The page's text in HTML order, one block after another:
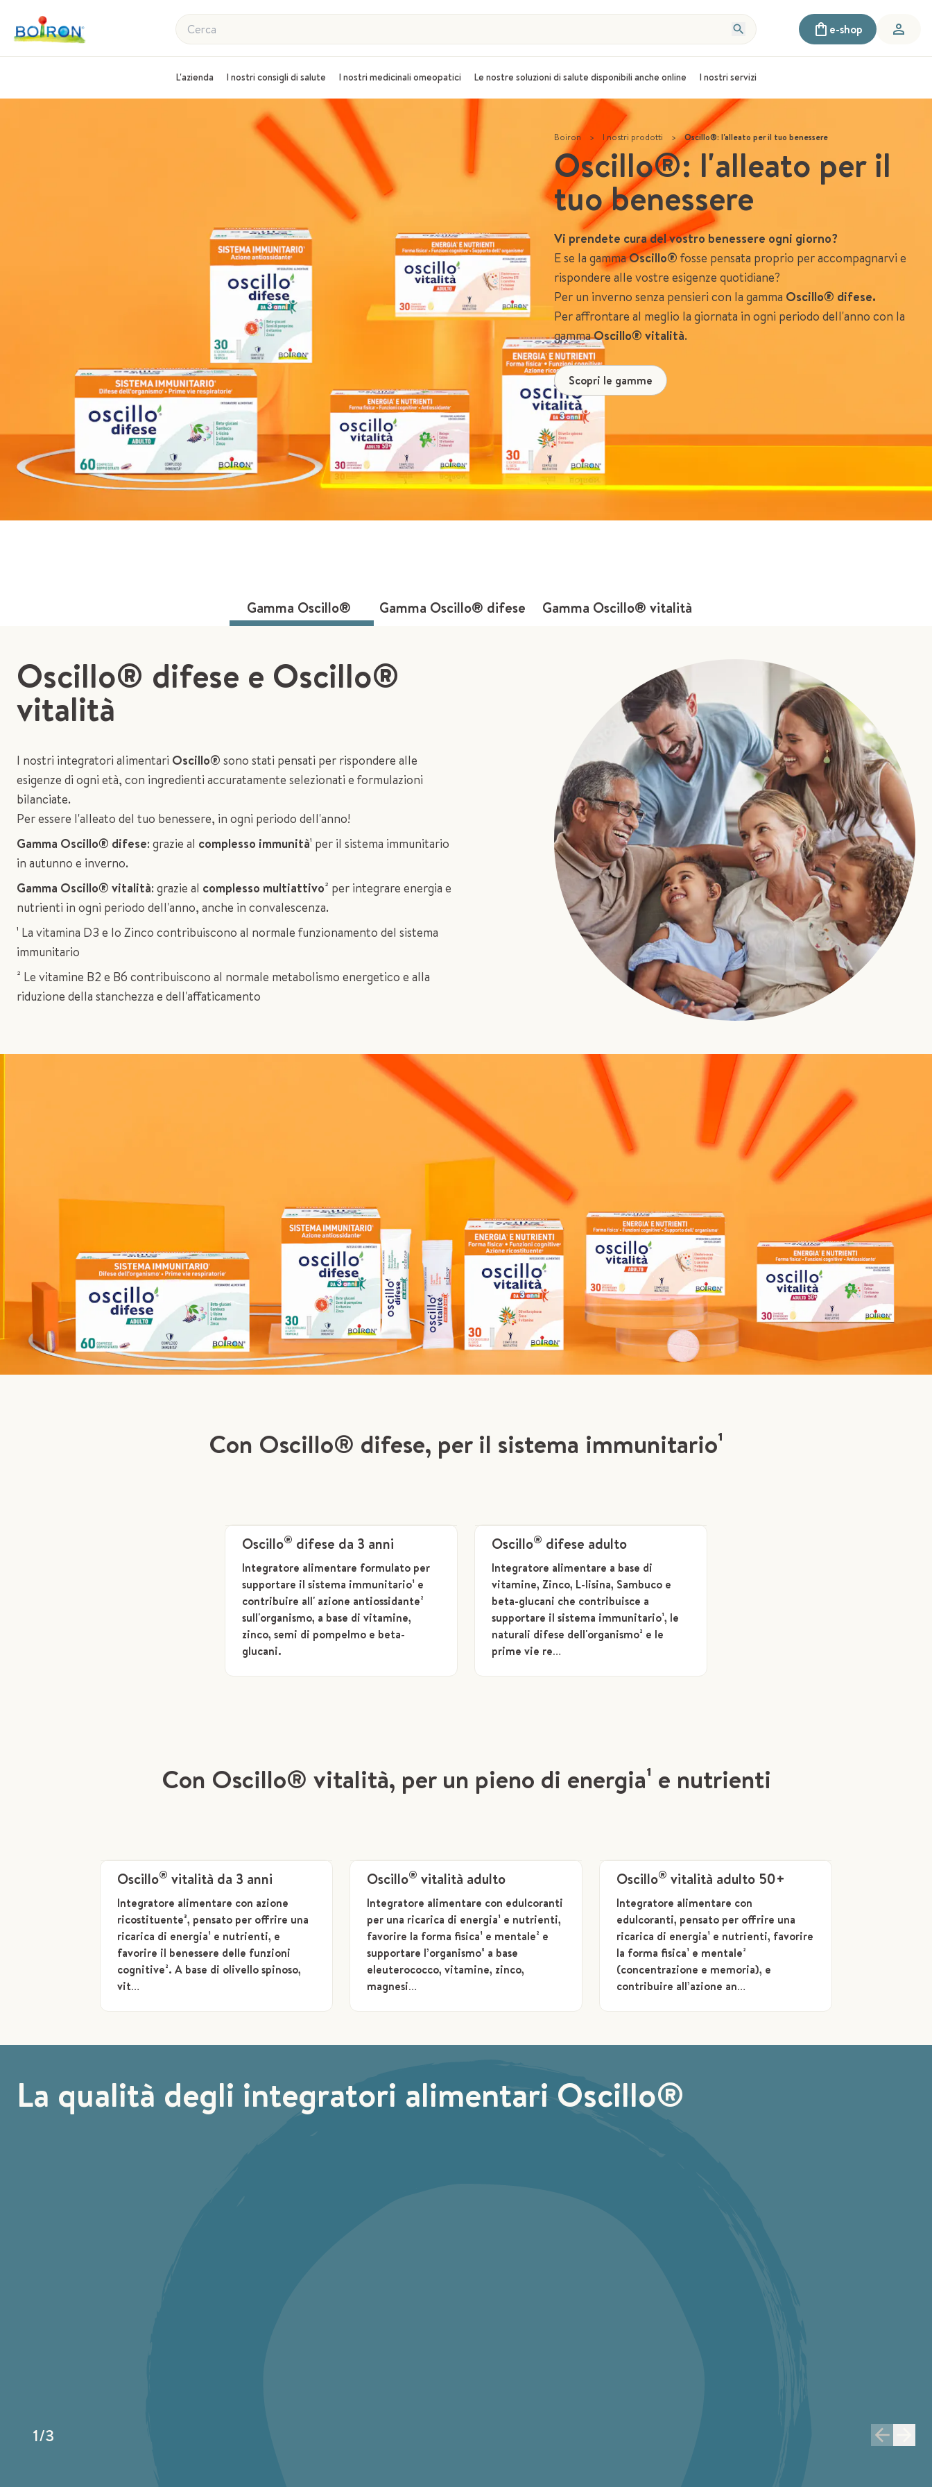
Cerca e-shop
L'azienda I nostri consigli di salute I nostri medicinali omeopatici Le nostre soluzioni di salute disponibili anche online I nostri servizi
Boiron > I nostri prodotti > Oscillo®: l'alleato per il tuo benessere
Oscillo®: l'alleato per il
tuo benessere
Vi prendete cura del vostro benessere ogni giorno?
E se la gammaOscillo® fosse pensata proprio per accompagnarvi e
rispondere alle vostre esigenze quotidiane?
Per un inverno senza pensieri con la gamma Oscillo® difese.
Per affrontare al meglio la giornata in ogni periodo dell'anno con la
gammaOscillo® vitalità.
Scopri le gamme
Gamma Oscillo® Gamma Oscillo® difese Gamma Oscillo® vitalità
Oscillo® difese e Oscillo®
vitalità
I nostri integratori alimentari Oscillo® sono stati pensati per rispondere alle
esigenze di ogni età, con ingredienti accuratamente selezionati e formulazioni
bilanciate.
Per essere l'alleato del tuo benessere, in ogni periodo dell'anno!
Gamma Oscillo® difese: grazie al complesso immunità¹ per il sistema immunitario
in autunno e inverno.
Gamma Oscillo® vitalità: grazie al complesso multiattivo² per integrare energia e
nutrienti in ogni periodo dell'anno, anche in convalescenza.
¹ La vitamina D3 e lo Zinco contribuiscono al normale funzionamento del sistema
immunitario
² Le vitamine B2 e B6 contribuiscono al normale metabolismo energetico e alla
riduzione della stanchezza e dell'affaticamento
Con Oscillo® difese, per il sistema immunitario¹
Oscillo® difese da 3 anni
Integratore alimentare formulato per
supportare il sistema immunitario¹ e
contribuire all' azione antiossidante²
sull'organismo, a base di vitamine,
zinco, semi di pompelmo e beta-
glucani.
Oscillo® difese adulto
Integratore alimentare a base di
vitamine, Zinco, L-lisina, Sambuco e
beta-glucani che contribuisce a
supportare il sistema immunitario¹, le
naturali difese dell'organismo² e le
prime vie re…
Con Oscillo® vitalità, per un pieno di energia¹ e nutrienti
Oscillo® vitalità da 3 anni
Integratore alimentare con azione
ricostituente³, pensato per offrire una
ricarica di energia¹ e nutrienti, e
favorire il benessere delle funzioni
cognitive². A base di olivello spinoso,
vit…
Oscillo® vitalità adulto
Integratore alimentare con edulcoranti
per una ricarica di energia¹ e nutrienti,
favorire la forma fisica¹ e mentale² e
supportare l’organismo³ a base
eleuterococco, vitamine, zinco,
magnesi…
Oscillo® vitalità adulto 50+
Integratore alimentare con
edulcoranti, pensato per offrire una
ricarica di energia¹ e nutrienti, favorire
la forma fisica¹ e mentale²
(concentrazione e memoria), e
contribuire all’azione an…
La qualità degli integratori alimentari Oscillo®
1/3